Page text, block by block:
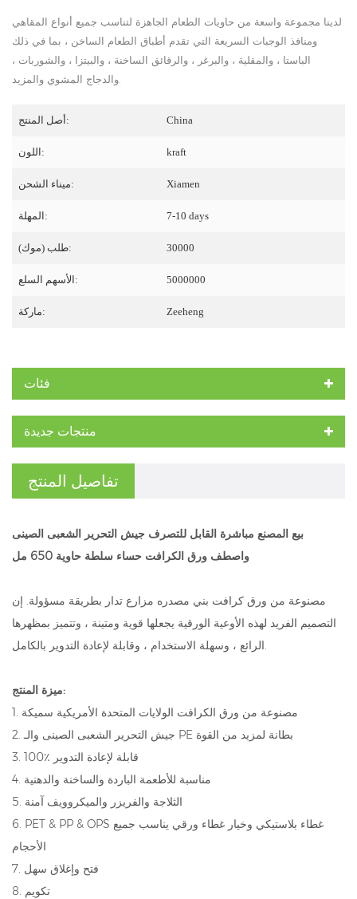
لدينا مجموعة واسعة من حاويات الطعام الجاهزة لتناسب جميع أنواع المقاهي
ومنافذ الوجبات السريعة التي تقدم أطباق الطعام الساخن ، بما في ذلك
الباستا ، والمقلية ، والبرغر ، والرقائق الساخنة ، والبيتزا ، والشوربات ،
أصل المنتج: China
اللون: kraft
ميناء الشحن: Xiamen
المهلة: 7-10 days
طلب (موك): 30000
الأسهم السلع: 5000000
ماركة: Zeeheng
فئات
منتجات جديدة
تفاصيل المنتج
بيع المصنع مباشرة القابل للتصرف جيش التحرير الشعبى الصينى
واصطف ورق الكرافت حساء سلطة حاوية 650 مل
مصنوعة من ورق كرافت بني مصدره مزارع تدار بطريقة مسؤولة. إن
التصميم الفريد لهذه الأوعية الورقية يجعلها قوية ومتينة ، وتتميز بمظهرها
الرائع ، وسهلة الاستخدام ، وقابلة لإعادة التدوير بالكامل.
ميزة المنتج:
1. مصنوعة من ورق الكرافت الولايات المتحدة الأمريكية سميكة
2. جيش التحرير الشعبى الصينى والـ PE بطانة لمزيد من القوة
3. 100٪ قابلة لإعادة التدوير
4. مناسبة للأطعمة الباردة والساخنة والدهنية
5. الثلاجة والفريزر والميكروويف آمنة
6. PET & PP & OPS غطاء بلاستيكي وخيار غطاء ورقي يناسب جميع
الأحجام
7. فتح وإغلاق سهل
8. تكويم